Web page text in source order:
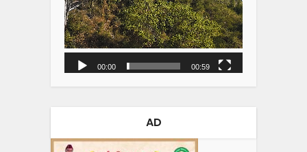
00:00 00:59
AD